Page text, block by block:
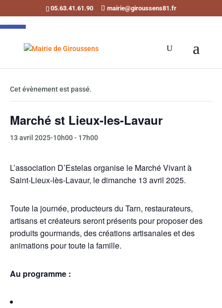
05.63.41.61.90 mairie@giroussens81.fr
Cet évènement est passé.
Marché st Lieux-les-Lavaur
13 avril 2025-10h00- 17h00
L’association D’Estelas organise le Marché Vivant à
Saint-Lieux-lès-Lavaur, le dimanche 13 avril 2025.
Toute la journée, producteurs du Tarn, restaurateurs,
artisans et créateurs seront présents pour proposer des
produits gourmands, des créations artisanales et des
animations pour toute la famille.
Au programme :
Ouvrir la barre d’outils